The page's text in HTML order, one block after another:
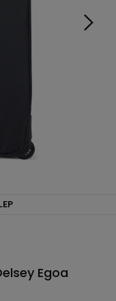
Egoa